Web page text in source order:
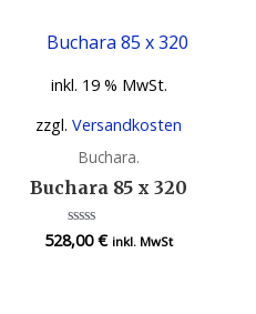
inkl. 19 % MwSt.
zzgl.Versandkosten
Buchara.
Buchara 85 x 320
Bewertet
mit
528,00€ inkl. MwSt